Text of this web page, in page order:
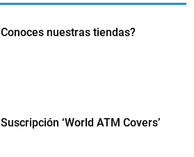
Conoces nuestras tiendas?
Suscripción ‘World ATM Covers’